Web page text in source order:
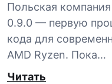
Польская
0.9.0 — первую
кода для
AMD Ryzen. Пока…
Читать